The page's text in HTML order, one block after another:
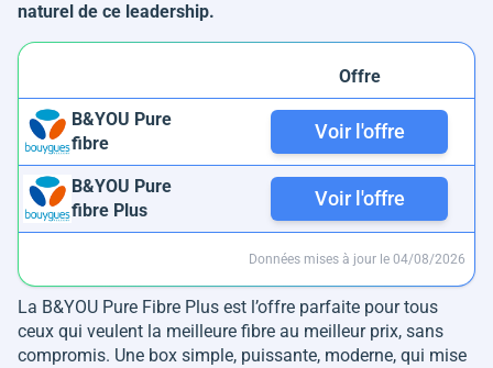
naturel de ce leadership.
Offre
B&YOU Pure
fibre
Voir l'offre
B&YOU Pure
fibre Plus
Voir l'offre
Données mises à jour le 04/08/2026
La B&YOU Pure Fibre Plus est l’offre parfaite pour tous
ceux qui veulent la meilleure fibre au meilleur prix, sans
compromis. Une box simple, puissante, moderne, qui mise